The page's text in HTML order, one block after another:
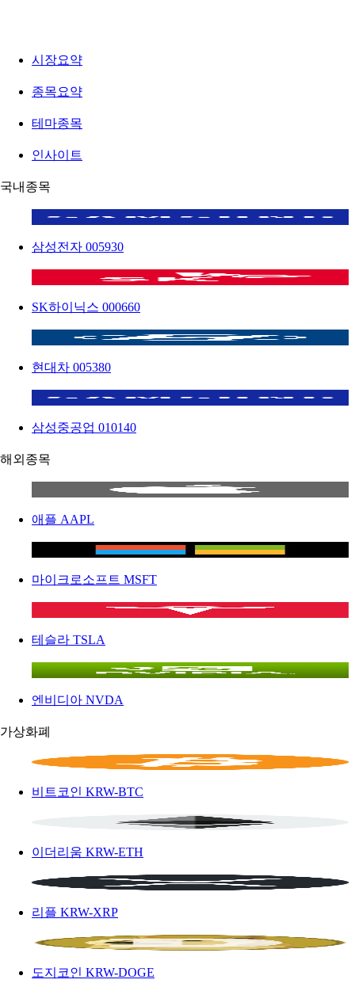
시장요약
종목요약
테마종목
인사이트
국내종목
삼성전자 005930
SK하이닉스 000660
현대차 005380
삼성중공업 010140
해외종목
애플 AAPL
마이크로소프트 MSFT
테슬라 TSLA
엔비디아 NVDA
가상화폐
비트코인 KRW-BTC
이더리움 KRW-ETH
리플 KRW-XRP
도지코인 KRW-DOGE